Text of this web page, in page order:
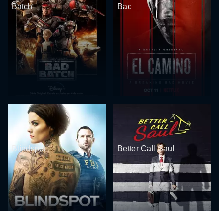
Batch
Bad
Blindspot Better Call Saul